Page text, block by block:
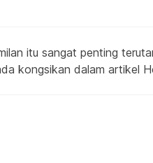
itu sangat penting
kongsikan dalam artikel